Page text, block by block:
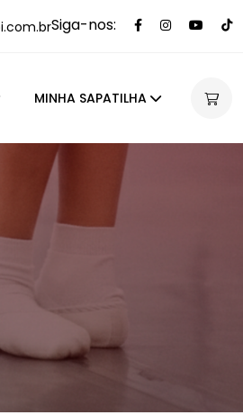
Siga-nos:
MINHA SAPATILHA